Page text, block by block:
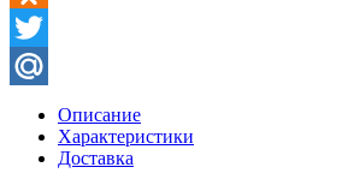
Odnoklassniki
Twitter
Mail.Ru
Описание
Характеристики
Доставка